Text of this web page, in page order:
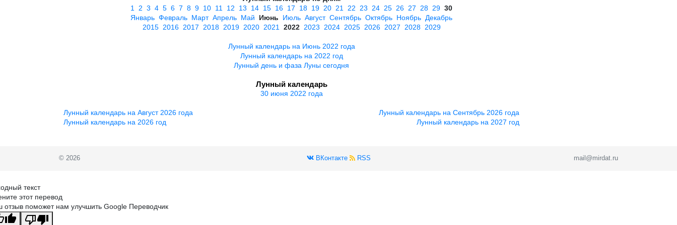
1
2 3 4 5 6 7 8 9 10 11 12 13 14 15 16 17 18 19 20 21 22 23 24 25 26 27 28 29 30
Январь Февраль Март Апрель Май Июнь Июль Август Сентябрь Октябрь Ноябрь Декабрь
2015 2016 2017 2018 2019 2020 2021 2022 2023 2024 2025 2026 2027 2028 2029
Лунный календарь на Июнь 2022 года
Лунный календарь на 2022 год
Лунный день и фаза Луны сегодня
Лунный календарь
30 июня 2022 года
Лунный календарь на Август 2026 года
Лунный календарь на 2026 год
Лунный календарь на Сентябрь 2026 года
Лунный календарь на 2027 год
© 2026 ВКонтакте RSS mail@mirdat.ru
текст
этот перевод
отзыв поможет нам улучшить Google Переводчик